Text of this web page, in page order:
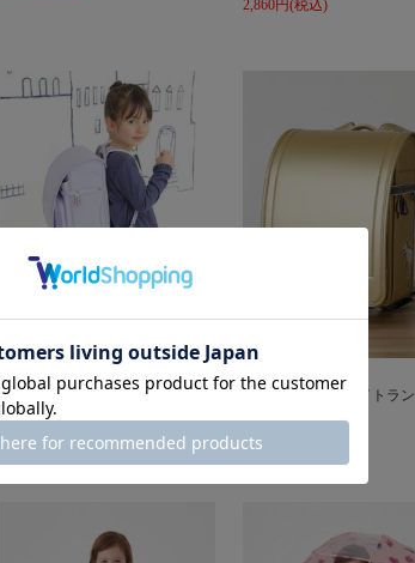
2,860円(税込)
Ribbon hakka kids
プリズムフラワーリボンランドセ
ル
91,300円(税込)
Ribbon hakka kids
Ｔ－ＲＥＸ グレイトラ